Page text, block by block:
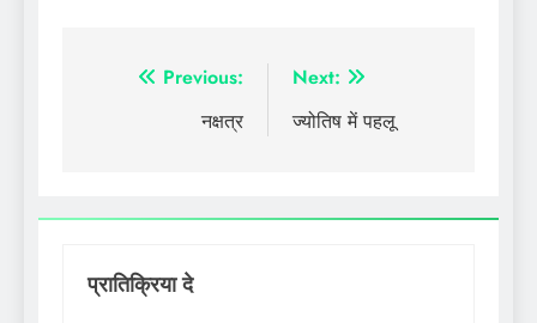
Previous:
नक्षत्र
Next:
ज्योतिष में पहलू
प्रातिक्रिया दे